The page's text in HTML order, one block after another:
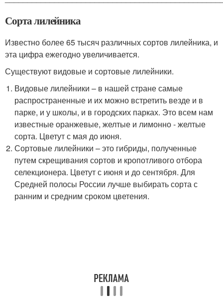
Сорта лилейника
Известно более 65 тысяч различных сортов лилейника, и
эта цифра ежегодно увеличивается.
Существуют видовые и сортовые лилейники.
Видовые лилейники – в нашей стране самые
распространенные и их можно встретить везде и в
парке, и у школы, и в городских парках. Это всем нам
известные оранжевые, желтые и лимонно - желтые
сорта. Цветут с мая до июня.
Сортовые лилейники – это гибриды, полученные
путем скрещивания сортов и кропотливого отбора
селекционера. Цветут с июня и до сентября. Для
Средней полосы России лучше выбирать сорта с
ранним и средним сроком цветения.